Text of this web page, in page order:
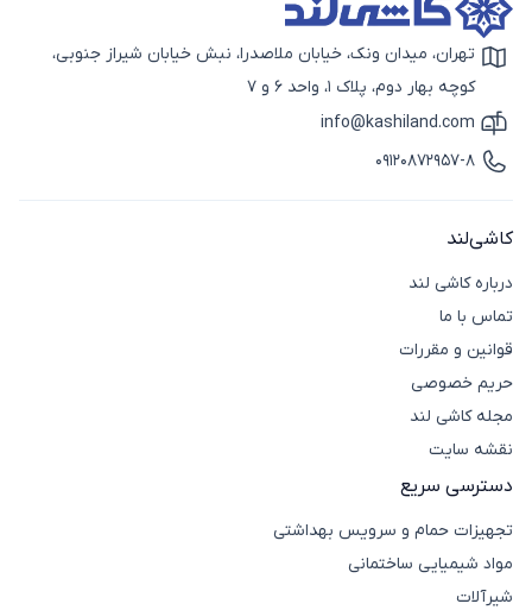
آیکون نقشه
تهران، میدان ونک، خیابان ملاصدرا، نبش خیابان شیراز جنوبی،
کوچه بهار دوم، پلاک 1، واحد 6 و 7
آیکون ایمیل
info@kashiland.com
آیکون تماس
09120872957-8
کاشی‌لند
درباره کاشی لند
تماس با ما
قوانین و مقررات
حریم خصوصی
مجله کاشی لند
نقشه سایت
دسترسی سریع
تجهیزات حمام و سرویس بهداشتی
مواد شیمیایی ساختمانی
شیرآلات